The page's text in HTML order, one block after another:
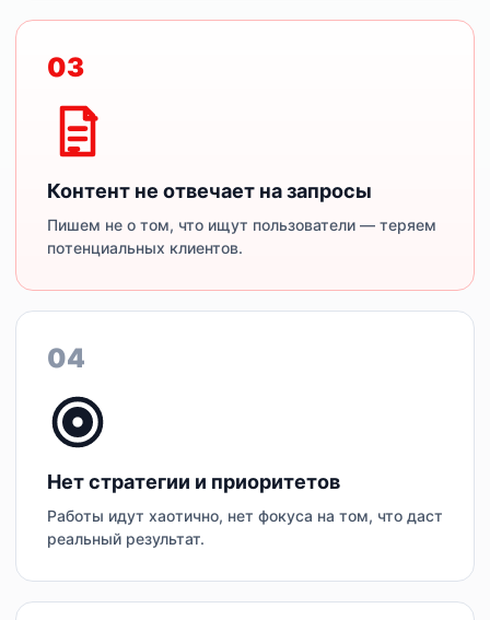
03
Контент не отвечает на запросы
Пишем не о том, что ищут пользователи — теряем
потенциальных клиентов.
04
Нет стратегии и приоритетов
Работы идут хаотично, нет фокуса на том, что даст
реальный результат.